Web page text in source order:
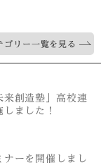
ゴリー一覧を見る
来創造塾」高校連
ました！
ーを開催しまし